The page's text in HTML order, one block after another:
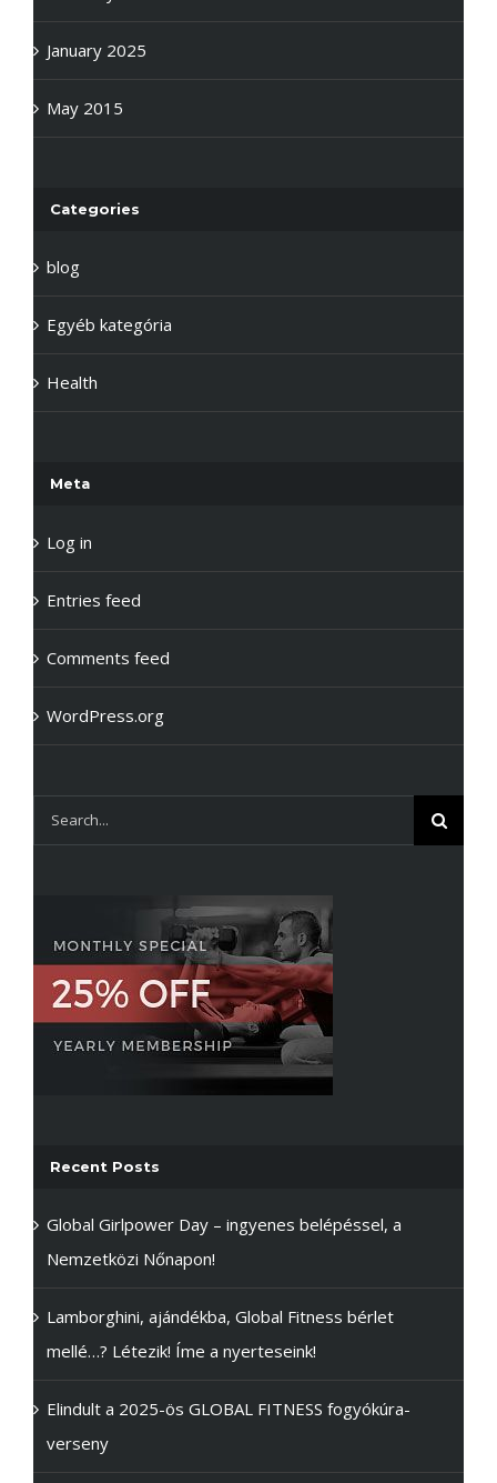
January 2025
May 2015
Categories
blog
Egyéb kategória
Health
Meta
Log in
Entries feed
Comments feed
WordPress.org
Search
for:
Recent Posts
Global Girlpower Day – ingyenes belépéssel, a
Nemzetközi Nőnapon!
Lamborghini, ajándékba, Global Fitness bérlet
mellé…? Létezik! Íme a nyerteseink!
Elindult a 2025-ös GLOBAL FITNESS fogyókúra-
verseny